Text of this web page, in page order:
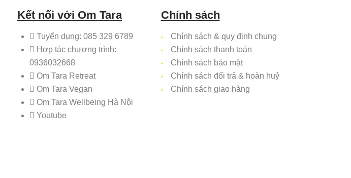
Kết nối với Om Tara
Tuyển dụng: 085 329 6789
Hợp tác chương trình:
0936032668
Om Tara Retreat
Om Tara Vegan
Om Tara Wellbeing Hà Nội
Youtube
Chính sách
Chính sách & quy định chung
Chính sách thanh toán
Chính sách bảo mật
Chính sách đổi trả & hoàn huỷ
Chính sách giao hàng